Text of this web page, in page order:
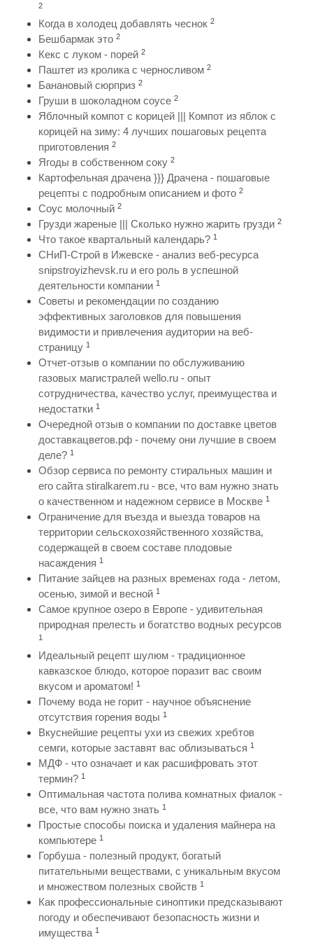
2
Когда в холодец добавлять чеснок 2
Бешбармак это 2
Кекс с луком - порей 2
Паштет из кролика с черносливом 2
Банановый сюрприз 2
Груши в шоколадном соусе 2
Яблочный компот с корицей ||| Компот из яблок с
корицей на зиму: 4 лучших пошаговых рецепта
приготовления 2
Ягоды в собственном соку 2
Картофельная драчена }}} Драчена - пошаговые
рецепты с подробным описанием и фото 2
Соус молочный 2
Грузди жареные ||| Сколько нужно жарить грузди 2
Что такое квартальный календарь? 1
СНиП-Строй в Ижевске - анализ веб-ресурса
snipstroyizhevsk.ru и его роль в успешной
деятельности компании 1
Советы и рекомендации по созданию
эффективных заголовков для повышения
видимости и привлечения аудитории на веб-
страницу 1
Отчет-отзыв о компании по обслуживанию
газовых магистралей wello.ru - опыт
сотрудничества, качество услуг, преимущества и
недостатки 1
Очередной отзыв о компании по доставке цветов
доставкацветов.рф - почему они лучшие в своем
деле? 1
Обзор сервиса по ремонту стиральных машин и
его сайта stiralkarem.ru - все, что вам нужно знать
о качественном и надежном сервисе в Москве 1
Ограничение для въезда и выезда товаров на
территории сельскохозяйственного хозяйства,
содержащей в своем составе плодовые
насаждения 1
Питание зайцев на разных временах года - летом,
осенью, зимой и весной 1
Самое крупное озеро в Европе - удивительная
природная прелесть и богатство водных ресурсов
1
Идеальный рецепт шулюм - традиционное
кавказское блюдо, которое поразит вас своим
вкусом и ароматом! 1
Почему вода не горит - научное объяснение
отсутствия горения воды 1
Вкуснейшие рецепты ухи из свежих хребтов
семги, которые заставят вас облизываться 1
МДФ - что означает и как расшифровать этот
термин? 1
Оптимальная частота полива комнатных фиалок -
все, что вам нужно знать 1
Простые способы поиска и удаления майнера на
компьютере 1
Горбуша - полезный продукт, богатый
питательными веществами, с уникальным вкусом
и множеством полезных свойств 1
Как профессиональные синоптики предсказывают
погоду и обеспечивают безопасность жизни и
имущества 1